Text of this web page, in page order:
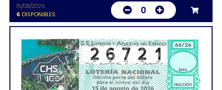
15/08/2026
6 DISPONIBLES 0